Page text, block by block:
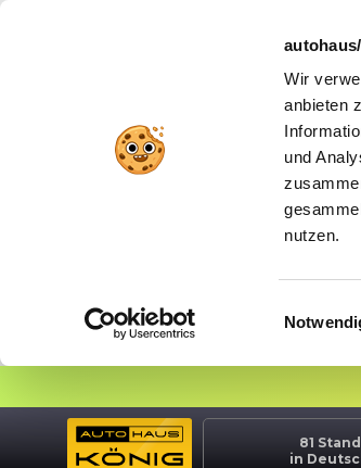
Wir
anbieten
und
nutzen.
81
in